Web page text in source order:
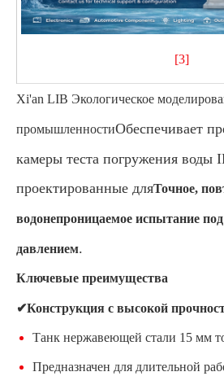
[3]
Xi'an LIB Экологическое
промышленностиОбеспечивает
камеры теста погружения воды
проектированные дляТочное,
водонепроницаемое испытание
давлением.
Ключевые преимущества
✔Конструкция с высокой
Танк нержавеющей стали 15 мм
Предназначен для длительной